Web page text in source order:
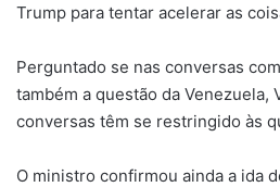
Trump para tentar acelerar as
Perguntado se nas conversas
também a questão da Venezuela,
conversas têm se restringido às
O ministro confirmou ainda a ida